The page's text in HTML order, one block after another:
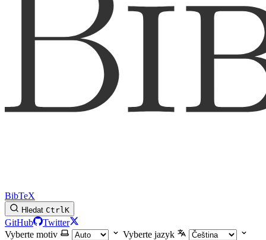
BibTeX
Hledat CtrlK
GitHub
Twitter
Vyberte motiv
Vyberte jazyk